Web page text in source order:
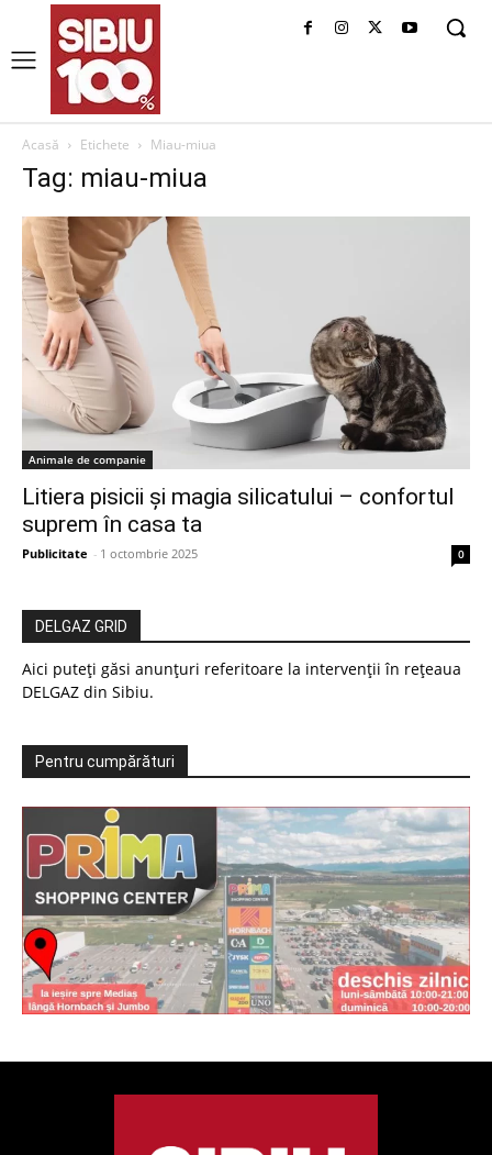
Acasă Etichete Miau-miua
Tag: miau-miua
Animale de companie
Litiera pisicii și magia silicatului – confortul
suprem în casa ta
Publicitate - 1 octombrie 2025 0
DELGAZ GRID
Aici puteți găsi anunțuri referitoare la intervenții în rețeaua
DELGAZ din Sibiu.
Pentru cumpărături